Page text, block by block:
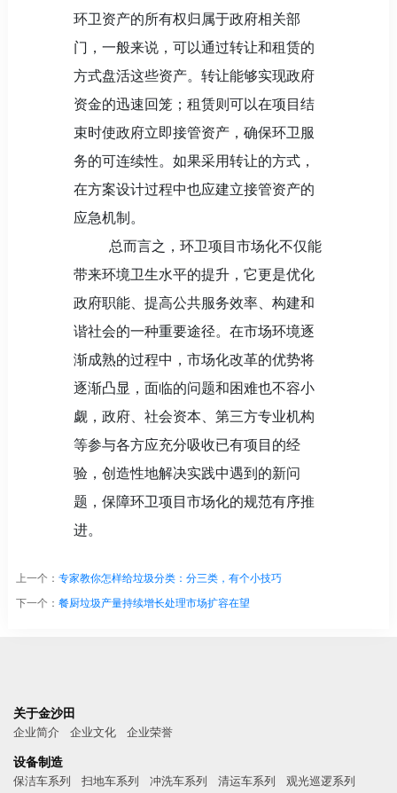
环卫资产的所有权归属于政府相关部
门，一般来说，可以通过转让和租赁的
方式盘活这些资产。转让能够实现政府
资金的迅速回笼；租赁则可以在项目结
束时使政府立即接管资产，确保环卫服
务的可连续性。如果采用转让的方式，
在方案设计过程中也应建立接管资产的
应急机制。
总而言之，环卫项目市场化不仅能
带来环境卫生水平的提升，它更是优化
政府职能、提高公共服务效率、构建和
谐社会的一种重要途径。在市场环境逐
渐成熟的过程中，市场化改革的优势将
逐渐凸显，面临的问题和困难也不容小
觑，政府、社会资本、第三方专业机构
等参与各方应充分吸收已有项目的经
验，创造性地解决实践中遇到的新问
题，保障环卫项目市场化的规范有序推
进。
上一个： 专家教你怎样给垃圾分类：分三类，有个小技巧
下一个： 餐厨垃圾产量持续增长处理市场扩容在望
关于金沙田
企业简介 企业文化 企业荣誉
设备制造
保洁车系列 扫地车系列 冲洗车系列 清运车系列
观光巡逻系列